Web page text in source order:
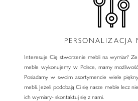
PERSONALIZACJA
Interesuje Cię stworzenie mebli na wymiar?
meble wykonujemy w Polsce, mamy
Posiadamy w swoim asortymencie wiele
mebli. Jeżeli podobają Ci się nasze meble lecz
ich wymiary- skontaktuj się z nami.